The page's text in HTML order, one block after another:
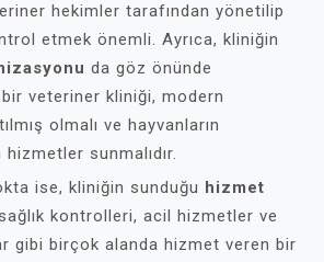
hekimler tarafından yönetilip
etmek önemli. Ayrıca, kliniğin
da göz önünde
veteriner kliniği, modern
olmalı ve hayvanların
sunmalıdır.
ise, kliniğin sunduğu hizmet
kontrolleri, acil hizmetler ve
gibi birçok alanda hizmet veren bir